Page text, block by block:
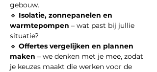
gebouw.
🔹 Isolatie, zonnepanelen en
warmtepompen – wat past bij jullie
situatie?
🔹 Offertes vergelijken en plannen
maken – we denken met je mee, zodat
je keuzes maakt die werken voor de